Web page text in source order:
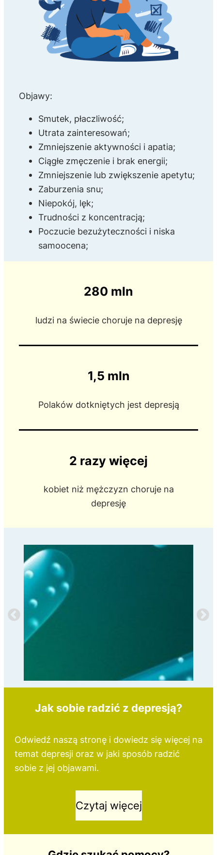
Objawy:
Smutek, płaczliwość;
Utrata zainteresowań;
Zmniejszenie aktywności i apatia;
Ciągłe zmęczenie i brak energii;
Zmniejszenie lub zwiększenie apetytu;
Zaburzenia snu;
Niepokój, lęk;
Trudności z koncentracją;
Poczucie bezużyteczności i niska
samoocena;
280 mln
ludzi na świecie choruje na depresję
1,5 mln
Polaków dotkniętych jest depresją
2 razy więcej
kobiet niż mężczyzn choruje na
depresję
Jak sobie radzić z depresją?
Odwiedź naszą stronę i dowiedz się więcej na
temat depresji oraz w jaki sposób radzić
sobie z jej objawami.
Czytaj więcej